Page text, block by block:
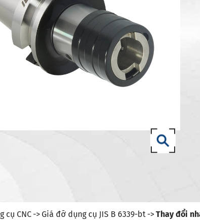
Giá đỡ dụng cụ JIS B 6339-nbt
Giá đỡ dụng cụ DIN 69871-sk
Giá đỡ dụng cụ DIN 69871-iso
Hộp đựng dụng cụ Mèo/mèo ANSI b5.50
Giá đỡ dụng cụ DIN 69893 (ISO 12164) HSK-A
Hộp đựng dụng cụ din69893 (ISO12164-1)-
cụ CNC Giá đỡ dụng cụ JIS B 6339-bt Thay đổi